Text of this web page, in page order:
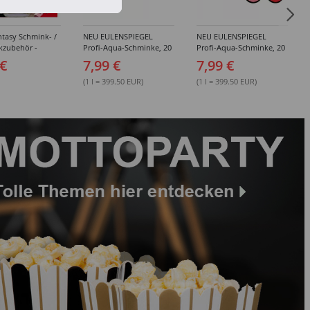
Schmink- /
-
NEU EULENSPIEGEL
Profi-Aqua-Schminke, 20
Grau-Töne -
Verschiedene Farben
7,99 €
(1 l = 399.50 EUR)
NEU EULENSPIEGEL
Profi-Aqua-Schminke, 20
Verschiedene Farben
7,99 €
(1 l = 399.50 EUR)